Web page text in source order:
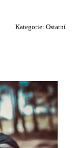
Kategorie: Ostatní